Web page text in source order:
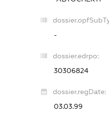
-
dossier.edrpo:
30306824
dossier.regDate:
03.03.99